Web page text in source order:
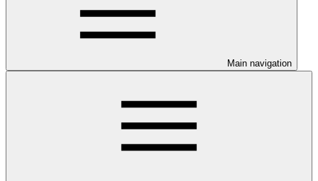
Main navigation